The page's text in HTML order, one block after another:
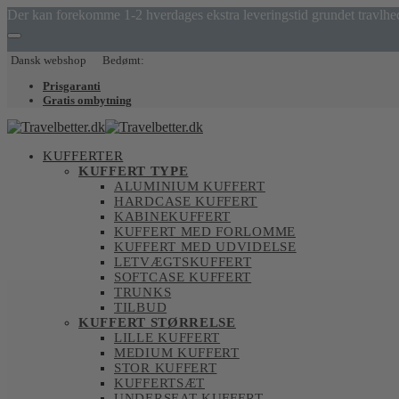
Der kan forekomme 1-2 hverdages ekstra leveringstid grundet
Dansk webshop Bedømt:
Prisgaranti
Gratis ombytning
KUFFERTER
KUFFERT TYPE
ALUMINIUM KUFFERT
HARDCASE KUFFERT
KABINEKUFFERT
KUFFERT MED FORLOMME
KUFFERT MED UDVIDELSE
LETVÆGTSKUFFERT
SOFTCASE KUFFERT
TRUNKS
TILBUD
KUFFERT STØRRELSE
LILLE KUFFERT
MEDIUM KUFFERT
STOR KUFFERT
KUFFERTSÆT